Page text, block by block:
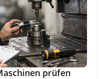
prüfen